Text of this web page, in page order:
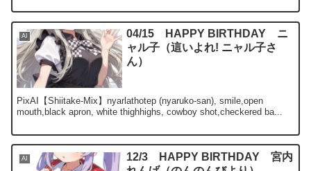
AI
04/15 HAPPY BIRTHDAY ニ
ャル子（這いよれ! ニャル子さ
ん）
PixAI【Shiitake-Mix】nyarlathotep (nyaruko-san), smile,open
mouth,black apron, white thighhighs, cowboy shot,checkered ba...
AI
12/3 HAPPY BIRTHDAY 宮内